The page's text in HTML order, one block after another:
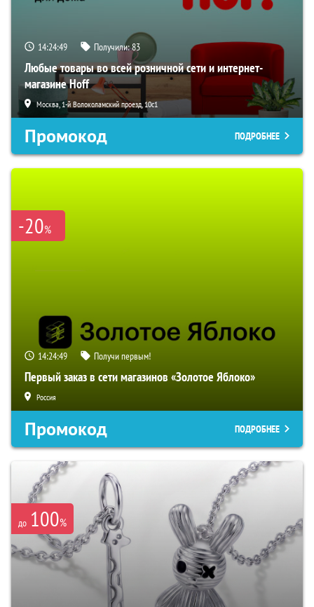
14:24:49 Получили:83
Любые товары во всей розничной сети и интернет-
магазине Hoff
Москва, 1-й Волоколамский проезд, 10с1
Промокод ПОДРОБНЕЕ
-20%
14:24:49 Получи первым!
Первый заказ в сети магазинов «Золотое Яблоко»
Россия
Промокод ПОДРОБНЕЕ
до 100%